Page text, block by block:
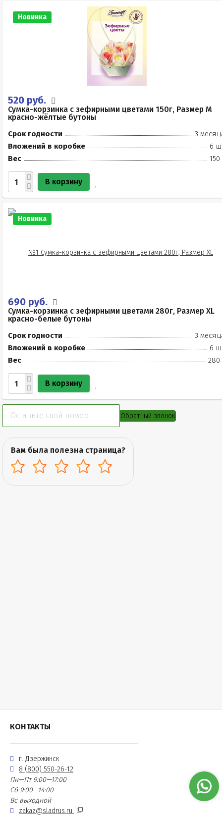
Новинка
520 руб.
Сумка-корзинка с зефирными цветами 150г, Размер М
красно-жёлтые бутоны
Срок годности
3
Вложений в коробке
6
Вес
150
В корзину
Новинка
690 руб.
Сумка-корзинка с зефирными цветами 280г, Размер XL
красно-белые бутоны
Срок годности
3
Вложений в коробке
6
Вес
280
В корзину
Обратный звонок
Вам была полезна страница?
КОНТАКТЫ
г. Дзержинск
8 (800) 550-26-12
Пн—Пт 9:00—17:00
Сб 9:00—14:00
Вс выходной
zakaz@sladrus.ru